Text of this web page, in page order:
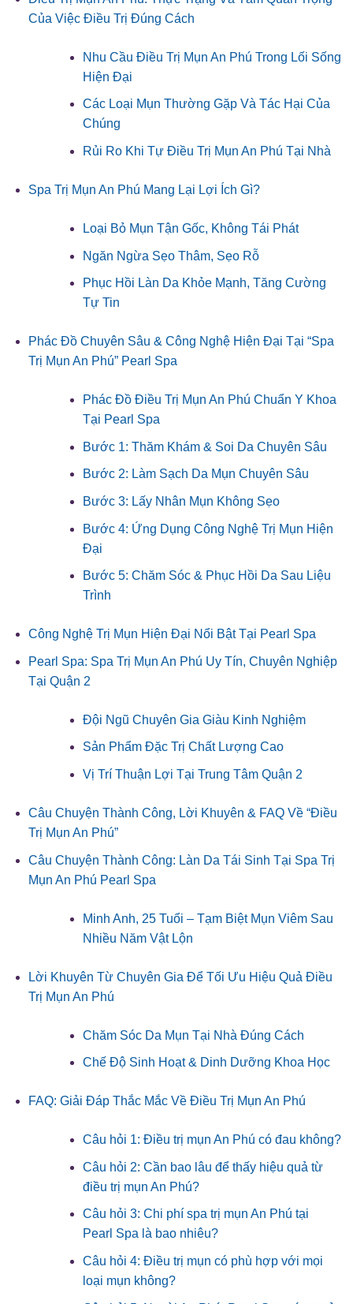
Của Việc Điều Trị Đúng Cách
Nhu Cầu Điều Trị Mụn An Phú Trong Lối Sống
Hiện Đại
Các Loại Mụn Thường Gặp Và Tác Hại Của
Chúng
Rủi Ro Khi Tự Điều Trị Mụn An Phú Tại Nhà
Spa Trị Mụn An Phú Mang Lại Lợi Ích Gì?
Loại Bỏ Mụn Tận Gốc, Không Tái Phát
Ngăn Ngừa Sẹo Thâm, Sẹo Rỗ
Phục Hồi Làn Da Khỏe Mạnh, Tăng Cường
Tự Tin
Phác Đồ Chuyên Sâu & Công Nghệ Hiện Đại Tại “Spa
Trị Mụn An Phú” Pearl Spa
Phác Đồ Điều Trị Mụn An Phú Chuẩn Y Khoa
Tại Pearl Spa
Bước 1: Thăm Khám & Soi Da Chuyên Sâu
Bước 2: Làm Sạch Da Mụn Chuyên Sâu
Bước 3: Lấy Nhân Mụn Không Sẹo
Bước 4: Ứng Dụng Công Nghệ Trị Mụn Hiện
Đại
Bước 5: Chăm Sóc & Phục Hồi Da Sau Liệu
Trình
Công Nghệ Trị Mụn Hiện Đại Nổi Bật Tại Pearl Spa
Pearl Spa: Spa Trị Mụn An Phú Uy Tín, Chuyên Nghiệp
Tại Quận 2
Đội Ngũ Chuyên Gia Giàu Kinh Nghiệm
Sản Phẩm Đặc Trị Chất Lượng Cao
Vị Trí Thuận Lợi Tại Trung Tâm Quận 2
Câu Chuyện Thành Công, Lời Khuyên & FAQ Về “Điều
Trị Mụn An Phú”
Câu Chuyện Thành Công: Làn Da Tái Sinh Tại Spa Trị
Mụn An Phú Pearl Spa
Minh Anh, 25 Tuổi – Tạm Biệt Mụn Viêm Sau
Nhiều Năm Vật Lộn
Lời Khuyên Từ Chuyên Gia Để Tối Ưu Hiệu Quả Điều
Trị Mụn An Phú
Chăm Sóc Da Mụn Tại Nhà Đúng Cách
Chế Độ Sinh Hoạt & Dinh Dưỡng Khoa Học
FAQ: Giải Đáp Thắc Mắc Về Điều Trị Mụn An Phú
Câu hỏi 1: Điều trị mụn An Phú có đau không?
Câu hỏi 2: Cần bao lâu để thấy hiệu quả từ
điều trị mụn An Phú?
Câu hỏi 3: Chi phí spa trị mụn An Phú tại
Pearl Spa là bao nhiêu?
Câu hỏi 4: Điều trị mụn có phù hợp với mọi
loại mụn không?